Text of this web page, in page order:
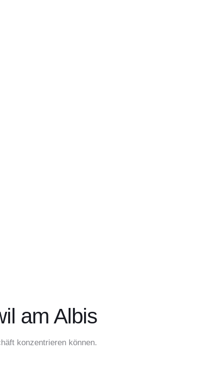
am Albis
konzentrieren können.